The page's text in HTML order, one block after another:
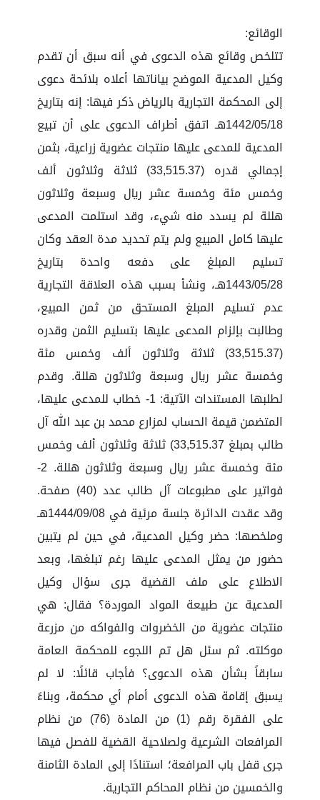
الوقائع:
تتلخص وقائع هذه الدعوى في أنه سبق أن تقدم
وكيل المدعية الموضح بياناتها أعلاه بلائحة دعوى
إلى المحكمة التجارية بالرياض ذكر فيها: إنه بتاريخ
1442/05/18هـ اتفق أطراف الدعوى على أن تبيع
المدعية للمدعى عليها منتجات عضوية زراعية، بثمن
إجمالي قدره (33,515.37) ثلاثة وثلاثون ألف
وخمس مئة وخمسة عشر ريال وسبعة وثلاثون
هللة لم يسدد منه شيء، وقد استلمت المدعى
عليها كامل المبيع ولم يتم تحديد مدة العقد وكان
تسليم المبلغ على دفعه واحدة بتاريخ
1443/05/28هـ، ونشأ بسبب هذه العلاقة التجارية
عدم تسليم المبلغ المستحق من ثمن المبيع،
وطالبت بإلزام المدعى عليها بتسليم الثمن وقدره
(33,515.37) ثلاثة وثلاثون ألف وخمس مئة
وخمسة عشر ريال وسبعة وثلاثون هللة. وقدم
لطلبها المستندات الآتية: 1- خطاب للمدعى عليها،
المتضمن قيمة الحساب لمزارع محمد بن عبد الله آل
طالب بمبلغ 33,515.37) ثلاثة وثلاثون ألف وخمس
مئة وخمسة عشر ريال وسبعة وثلاثون هللة. 2-
فواتير على مطبوعات آل طالب عدد (40) صفحة.
وقد عقدت الدائرة جلسة مرئية في 1444/09/08هـ
وملخصها: حضر وكيل المدعية، في حين لم يتبين
حضور من يمثل المدعى عليها رغم تبلغها، وبعد
الاطلاع على ملف القضية جرى سؤال وكيل
المدعية عن طبيعة المواد الموردة؟ فقال: هي
منتجات عضوية من الخضروات والفواكه من مزرعة
موكلته. ثم سئل هل تم اللجوء للمحكمة العامة
سابقاً بشأن هذه الدعوى؟ فأجاب قائلًا: لا لم
يسبق إقامة هذه الدعوى أمام أي محكمة، وبناءً
على الفقرة رقم (1) من المادة (76) من نظام
المرافعات الشرعية ولصلاحية القضية للفصل فيها
جرى قفل باب المرافعة؛ استنادًا إلى المادة الثامنة
والخمسين من نظام المحاكم التجارية.